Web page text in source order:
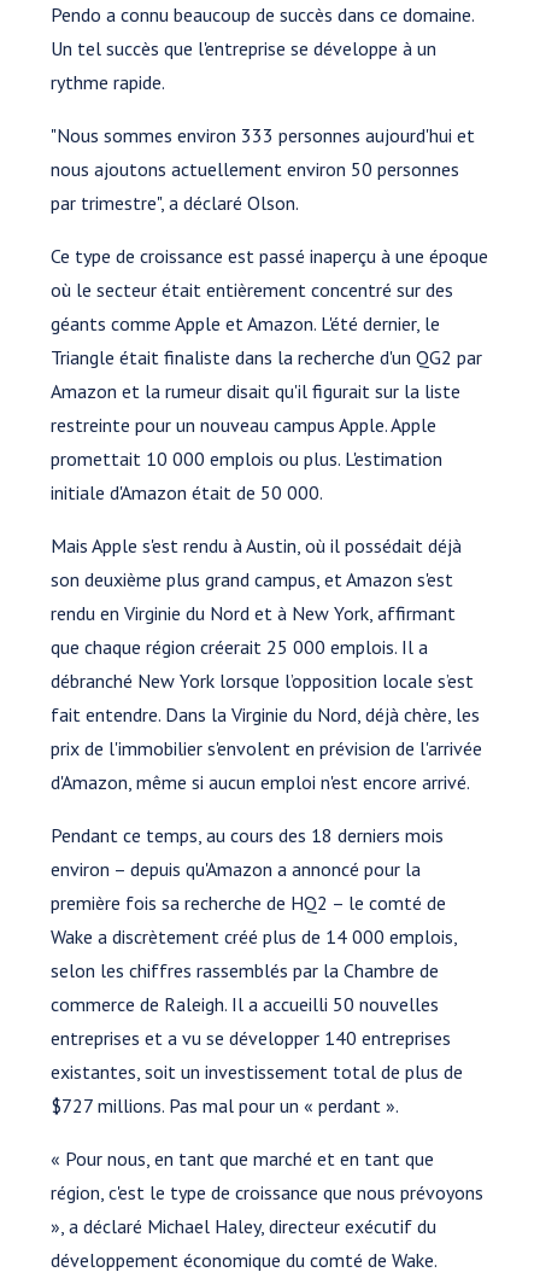
Pendo a connu beaucoup de succès dans ce domaine.
Un tel succès que l'entreprise se développe à un
rythme rapide.
"Nous sommes environ 333 personnes aujourd'hui et
nous ajoutons actuellement environ 50 personnes
par trimestre", a déclaré Olson.
Ce type de croissance est passé inaperçu à une époque
où le secteur était entièrement concentré sur des
géants comme Apple et Amazon. L'été dernier, le
Triangle était finaliste dans la recherche d'un QG2 par
Amazon et la rumeur disait qu'il figurait sur la liste
restreinte pour un nouveau campus Apple. Apple
promettait 10 000 emplois ou plus. L'estimation
initiale d'Amazon était de 50 000.
Mais Apple s'est rendu à Austin, où il possédait déjà
son deuxième plus grand campus, et Amazon s'est
rendu en Virginie du Nord et à New York, affirmant
que chaque région créerait 25 000 emplois. Il a
débranché New York lorsque l’opposition locale s’est
fait entendre. Dans la Virginie du Nord, déjà chère, les
prix de l'immobilier s'envolent en prévision de l'arrivée
d'Amazon, même si aucun emploi n'est encore arrivé.
Pendant ce temps, au cours des 18 derniers mois
environ – depuis qu'Amazon a annoncé pour la
première fois sa recherche de HQ2 – le comté de
Wake a discrètement créé plus de 14 000 emplois,
selon les chiffres rassemblés par la Chambre de
commerce de Raleigh. Il a accueilli 50 nouvelles
entreprises et a vu se développer 140 entreprises
existantes, soit un investissement total de plus de
$727 millions. Pas mal pour un « perdant ».
« Pour nous, en tant que marché et en tant que
région, c'est le type de croissance que nous prévoyons
», a déclaré Michael Haley, directeur exécutif du
développement économique du comté de Wake.